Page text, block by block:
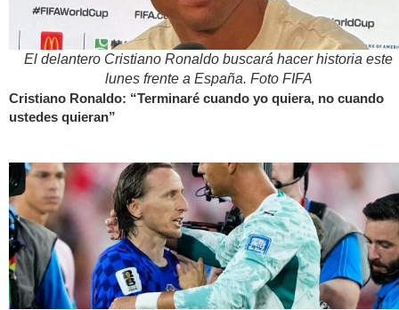
El delantero Cristiano Ronaldo buscará hacer historia este
lunes frente a España. Foto FIFA
Cristiano Ronaldo: “Terminaré cuando yo quiera, no cuando
ustedes quieran”